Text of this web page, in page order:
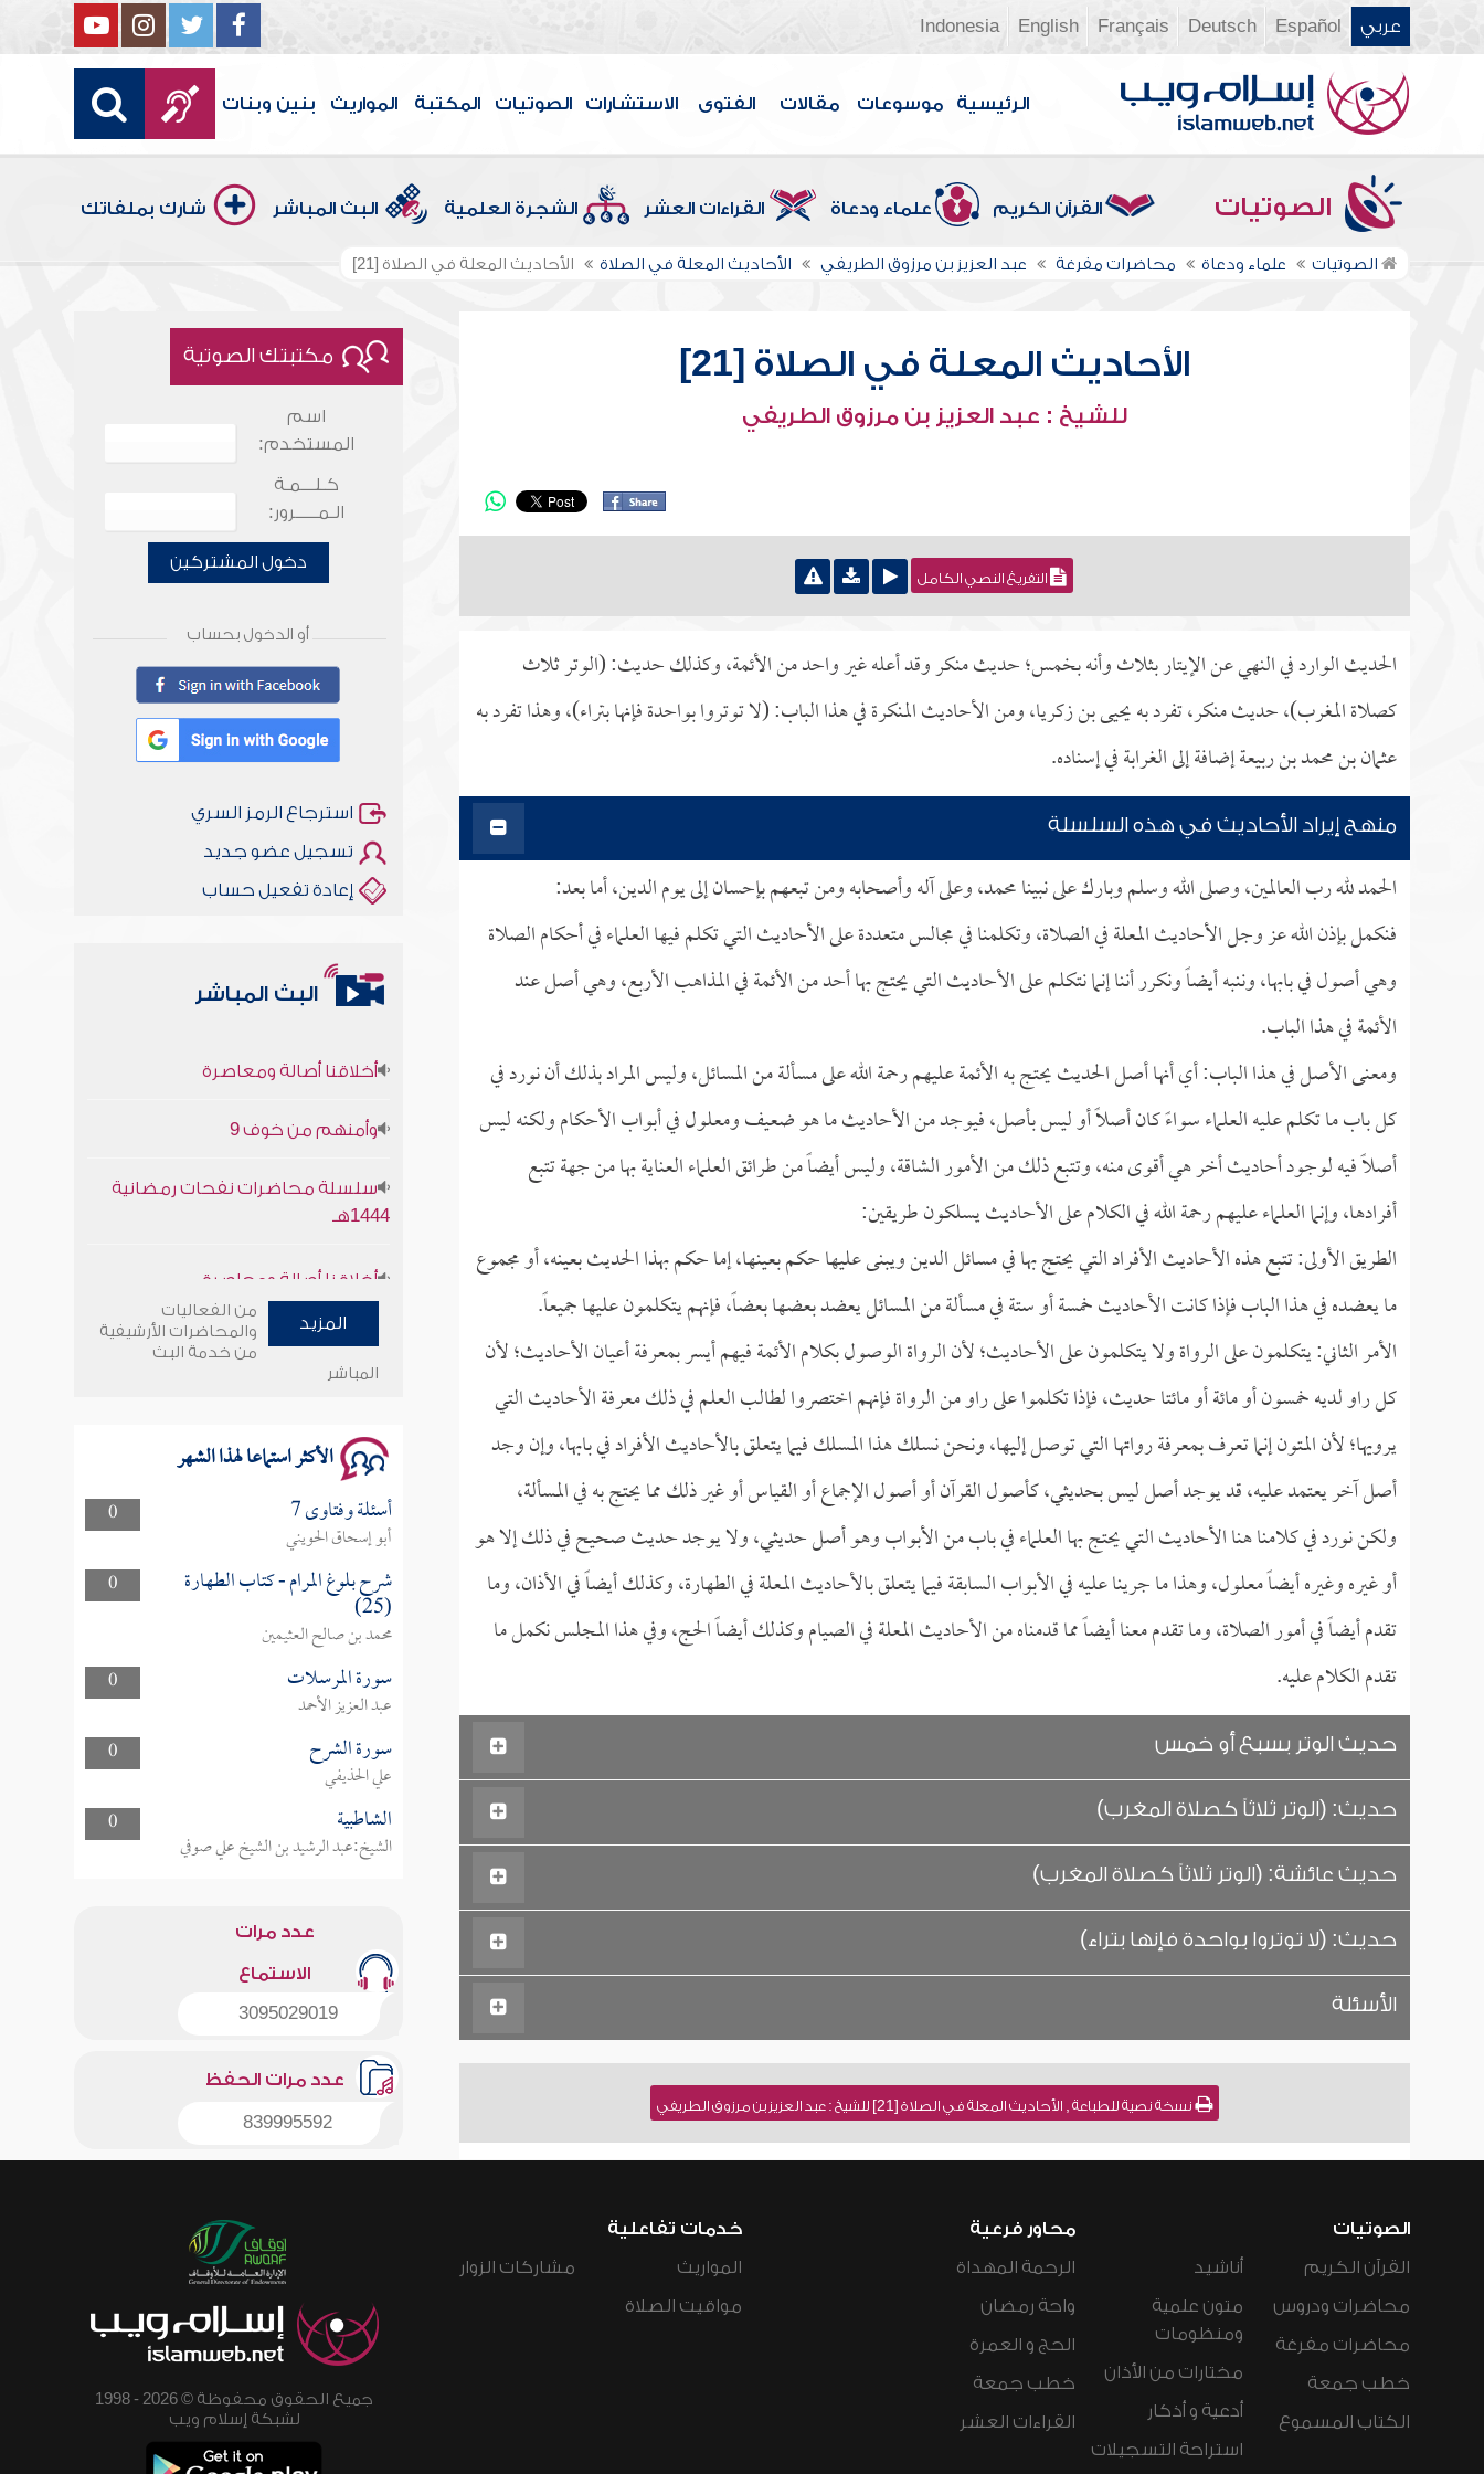
عربي Español
Deutsch
Français
English
Indonesia
الرئيسية موسوعات مقالات الفتوى الاستشارات الصوتيات المكتبة المواريث بنين وبنات
الصوتيات القرآن الكريم علماء ودعاة القراءات العشر الشجرة العلمية البث المباشر شارك بملفاتك
الصوتيات علماء ودعاة محاضرات مفرغة عبد العزيز بن مرزوق الطريفي الأحاديث المعلة في الصلاة الأحاديث المعلة في الصلاة [21]
الأحاديث المعلة في الصلاة [21]
للشيخ : عبد العزيز بن مرزوق الطريفي
التفريغ النصي الكامل
الحديث الوارد في النهي عن الإيتار بثلاث وأنه بخمس؛ حديث منكر وقد أعله غير واحد من الأئمة، وكذلك حديث: (الوتر ثلاث
كصلاة المغرب)، حديث منكر، تفرد به يحيى بن زكريا، ومن الأحاديث المنكرة في هذا الباب: (لا توتروا بواحدة فإنها بتراء)، وهذا تفرد به
عثمان بن محمد بن ربيعة إضافة إلى الغرابة في إسناده.
منهج إيراد الأحاديث في هذه السلسلة
الحمد لله رب العالمين، وصلى الله وسلم وبارك على نبينا محمد، وعلى آله وأصحابه ومن تبعهم بإحسان إلى يوم الدين، أما بعد:
فنكمل بإذن الله عز وجل الأحاديث المعلة في الصلاة، وتكلمنا في مجالس متعددة على الأحاديث التي تكلم فيها العلماء في أحكام الصلاة
وهي أصول في بابها، وننبه أيضاً ونكرر أننا إنما نتكلم على الأحاديث التي يحتج بها أحد من الأئمة في المذاهب الأربع، وهي أصل عند
الأئمة في هذا الباب.
ومعنى الأصل في هذا الباب: أي أنها أصل الحديث يحتج به الأئمة عليهم رحمة الله على مسألة من المسائل، وليس المراد بذلك أن نورد في
كل باب ما تكلم عليه العلماء سواءً كان أصلاً أو ليس بأصل، فيوجد من الأحاديث ما هو ضعيف ومعلول في أبواب الأحكام ولكنه ليس
أصلاً فيه لوجود أحاديث أخر هي أقوى منه، وتتبع ذلك من الأمور الشاقة، وليس أيضاً من طرائق العلماء العناية بها من جهة تتبع
أفرادها، وإنما العلماء عليهم رحمة الله في الكلام على الأحاديث يسلكون طريقين:
الطريق الأولى: تتبع هذه الأحاديث الأفراد التي يحتج بها في مسائل الدين ويبنى عليها حكم بعينها، إما حكم بهذا الحديث بعينه، أو مجموع
ما يعضده في هذا الباب فإذا كانت الأحاديث خمسة أو ستة في مسألة من المسائل يعضد بعضها بعضاً، فإنهم يتكلمون عليها جميعاً.
الأمر الثاني: يتكلمون على الرواة ولا يتكلمون على الأحاديث؛ لأن الرواة الوصول بكلام الأئمة فيهم أيسر بمعرفة أعيان الأحاديث؛ لأن
كل راو لديه خمسون أو مائة أو مائتا حديث، فإذا تكلموا على راو من الرواة فإنهم اختصروا لطالب العلم في ذلك معرفة الأحاديث التي
يرويها؛ لأن المتون إنما تعرف بمعرفة رواتها التي توصل إليها، ونحن نسلك هذا المسلك فيما يتعلق بالأحاديث الأفراد في بابها، وإن وجد
أصل آخر يعتمد عليه، قد يوجد أصل ليس بحديثي، كأصول القرآن أو أصول الإجماع أو القياس أو غير ذلك مما يحتج به في المسألة،
ولكن نورد في كلامنا هنا الأحاديث التي يحتج بها العلماء في باب من الأبواب وهو أصل حديثي، ولا يوجد حديث صحيح في ذلك إلا هو
أو غيره وغيره أيضاً معلول، وهذا ما جرينا عليه في الأبواب السابقة فيما يتعلق بالأحاديث المعلة في الطهارة، وكذلك أيضاً في الأذان، وما
تقدم أيضاً في أمور الصلاة، وما تقدم معنا أيضاً مما قدمناه من الأحاديث المعلة في الصيام وكذلك أيضاً الحج، وفي هذا المجلس نكمل ما
تقدم الكلام عليه.
حديث الوتر بسبع أو خمس
حديث: (الوتر ثلاثاً كصلاة المغرب)
حديث عائشة: (الوتر ثلاثاً كصلاة المغرب)
حديث: (لا توتروا بواحدة فإنها بتراء)
الأسئلة
نسخة نصية للطباعة , الأحاديث المعلة في الصلاة [21] للشيخ : عبد العزيز بن مرزوق الطريفي
مكتبتك الصوتية
اسم
المستخدم:
كـلـــمـة
الـمـــــرور:
دخول المشتركين
أو الدخول بحساب
استرجاع الرمز السري
تسجيل عضو جديد
إعادة تفعيل حساب
البث المباشر
1444هـ
وأمنهم من خوف 9
سلسلة محاضرات نفحات رمضانية
المزيد
من الفعاليات
والمحاضرات الأرشيفية
من خدمة البث
المباشر
الأكثر استماعا لهذا الشهر
0 أسئلة وفتاوى 7
أبو إسحاق الحويني
0
شرح بلوغ المرام - كتاب الطهارة
(25)
محمد بن صالح العثيمين
0
سورة المرسلات
عبد العزيز الأحمد
0
سورة الشرح
علي الحذيفي
0
الشاطبية
الشيخ:عبد الرشيد بن الشيخ علي صوفي
عدد مرات
الاستماع
3095029019
عدد مرات الحفظ
839995592
الصوتيات
القرآن الكريم
محاضرات ودروس
محاضرات مفرغة
خطب جمعة
الكتاب المسموع
أناشيد
متون علمية
ومنظومات
مختارات من الأذان
أدعية و أذكار
استراحة التسجيلات
محاور فرعية
الرحمة المهداة
واحة رمضان
الحج و العمرة
خطب جمعة
القراءات العشر
خدمات تفاعلية
المواريث
مواقيت الصلاة
مشاركات الزوار
جميع الحقوق محفوظة © 2026 - 1998
لشبكة إسلام ويب